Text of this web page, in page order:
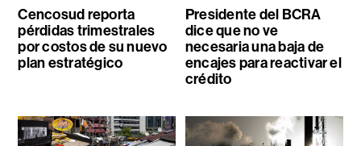
Cencosud reporta
pérdidas trimestrales
por costos de su nuevo
plan estratégico
Presidente del BCRA
dice que no ve
necesaria una baja de
encajes para reactivar el
crédito